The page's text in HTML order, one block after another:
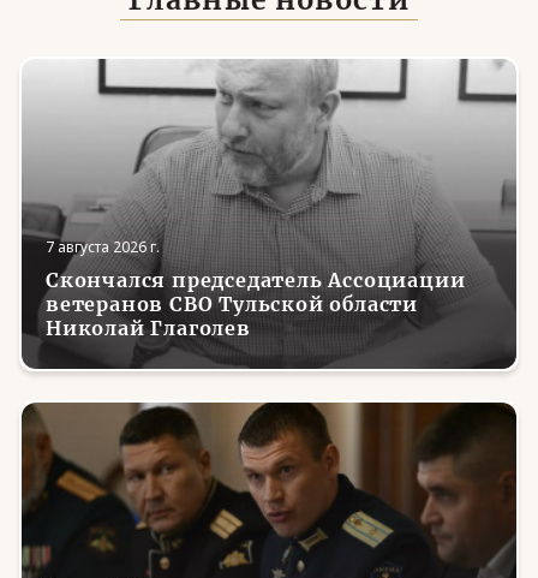
7 августа 2026 г.
Скончался председатель Ассоциации
ветеранов СВО Тульской области
Николай Глаголев